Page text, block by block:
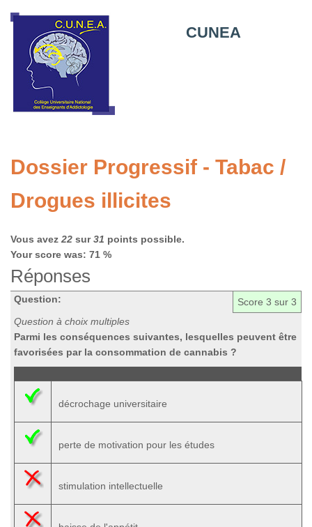
CUNEA
Dossier Progressif - Tabac /
Drogues illicites
Vous avez 22 sur31 points possible.
Your score was: 71 %
Réponses
Score 3 sur 3
Question:
Question à choix multiples
Parmi les conséquences suivantes, lesquelles peuvent être
favorisées par la consommation de cannabis ?
décrochage universitaire
perte de motivation pour les études
stimulation intellectuelle